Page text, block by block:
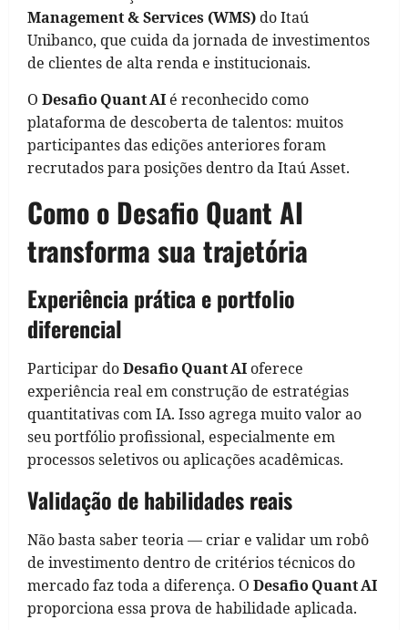
Management & Services (WMS)do Itaú
Unibanco, que cuida da jornada de investimentos
de clientes de alta renda e institucionais.
O Desafio Quant AI é reconhecido como
plataforma de descoberta de talentos: muitos
participantes das edições anteriores foram
recrutados para posições dentro da Itaú Asset.
Como o Desafio Quant AI
transforma sua trajetória
Experiência prática e portfolio
diferencial
Participar doDesafio Quant AIoferece
experiência real em construção de estratégias
quantitativas com IA. Isso agrega muito valor ao
seu portfólio profissional, especialmente em
processos seletivos ou aplicações acadêmicas.
Validação de habilidades reais
Não basta saber teoria — criar e validar um robô
de investimento dentro de critérios técnicos do
mercado faz toda a diferença. O Desafio Quant AI
proporciona essa prova de habilidade aplicada.